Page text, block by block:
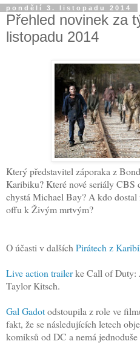
pondělí 3. listopadu 2014
Přehled novinek za
listopadu 2014
Který představitel záporaka z
Karibiku? Které nové seriály CBS
chystá Michael Bay? A kdo
offu k Živým mrtvým?
O účasti v dalších Pirátech z
Live action trailerke Call of Duty:
Taylor Kitsch.
Gal Gadotodstoupila z role ve
fakt, že se následujících letech
komiksů od DC a nemá jednoduše